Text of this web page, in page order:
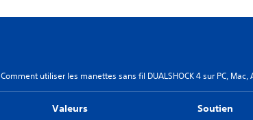
Comment utiliser les manettes sans fil DUALSHOCK 4 sur PC, Mac,
Valeurs Soutien